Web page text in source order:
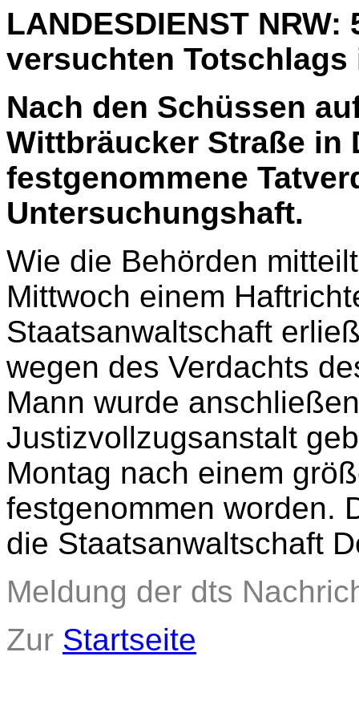
LANDESDIENST
versuchten Totschlags
Nach den Schüssen
Wittbräucker Straße in
festgenommene
Untersuchungshaft.
Wie die Behörden
Mittwoch einem
Staatsanwaltschaft
wegen des Verdachts
Mann wurde
Justizvollzugsanstalt
Montag nach einem
festgenommen worden.
die Staatsanwaltschaft
Meldung der dts
Zur Startseite